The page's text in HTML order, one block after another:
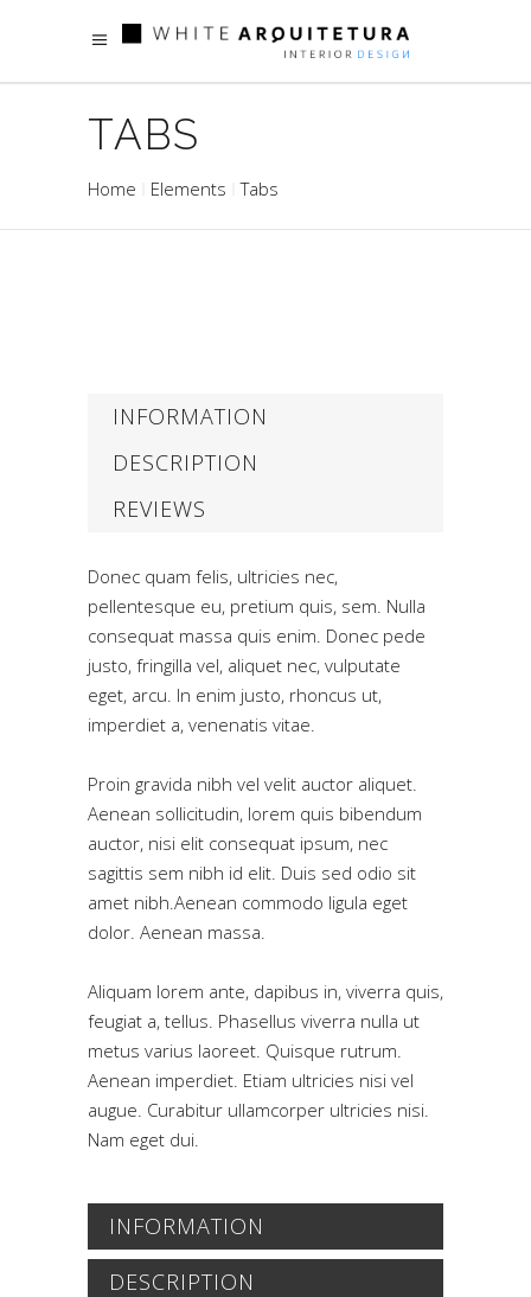
TABS
Home Elements Tabs
INFORMATION
DESCRIPTION
REVIEWS
Donec quam felis, ultricies nec,
pellentesque eu, pretium quis, sem. Nulla
consequat massa quis enim. Donec pede
justo, fringilla vel, aliquet nec, vulputate
eget, arcu. In enim justo, rhoncus ut,
imperdiet a, venenatis vitae.
Proin gravida nibh vel velit auctor aliquet.
Aenean sollicitudin, lorem quis bibendum
auctor, nisi elit consequat ipsum, nec
sagittis sem nibh id elit. Duis sed odio sit
amet nibh.Aenean commodo ligula eget
dolor. Aenean massa.
Aliquam lorem ante, dapibus in, viverra quis,
feugiat a, tellus. Phasellus viverra nulla ut
metus varius laoreet. Quisque rutrum.
Aenean imperdiet. Etiam ultricies nisi vel
augue. Curabitur ullamcorper ultricies nisi.
Nam eget dui.
INFORMATION
DESCRIPTION